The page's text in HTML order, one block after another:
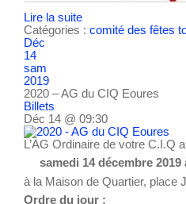
Lire la suite
Catégories : comité des fêtes
Déc
14
sam
2019
2020 – AG du CIQ Eoures
Billets
Déc 14 @ 09:30
L’AG Ordinaire de votre C.I.Q
samedi 14 décembre 2019
à la Maison de Quartier, place
Ordre du jour :